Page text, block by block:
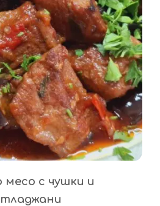
месо с чушки и